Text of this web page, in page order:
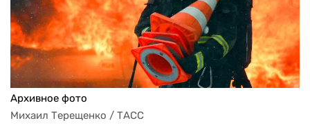
Архивное фото
Михаил Терещенко / ТАСС